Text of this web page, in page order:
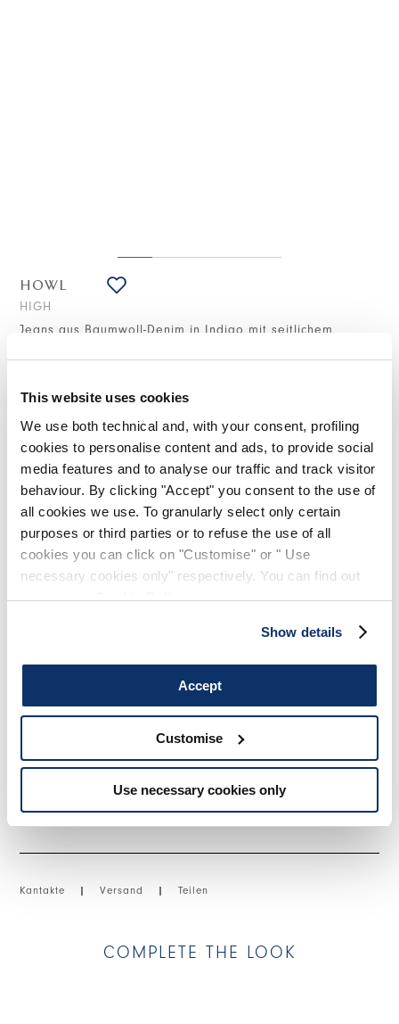
This website uses cookies
We use both technical and, with your consent, profiling
cookies to personalise content and ads, to provide social
media features and to analyse our traffic and track visitor
behaviour. By clicking "Accept" you consent to the use of
all cookies we use. To granularly select only certain
purposes or third parties or to refuse the use of all
cookies you can click on "Customise" or " Use
necessary cookies only" respectively. You can find out
more in ourCookie Policy.
Show details
Accept
Customise
Use necessary cookies only
HOWL
HIGH
Jeans aus Baumwoll-Denim in Indigo mit seitlichem
STILISTISCHE HINWEISE
Die weiten Volumina der Hose Howl werden durch den
kontrastierenden seitlichen Viskose/Cupro-Einsatz betont, der
Bewegung und Leichtigkeit hinzufügt. Ein praktisches Modell
mit einem zusätzlichen Twist, mit Knöchellänge, ideal zu
paaren mit Ballerinas oder bunten Sneakern.
Pattentasche und Metallreißverschluss. Vordertaschen mit
• Baumwoll-Denim, mittlere Gewichtung, weicher Griff.
Kantakte | Versand | Teilen
COMPLETE THE LOOK